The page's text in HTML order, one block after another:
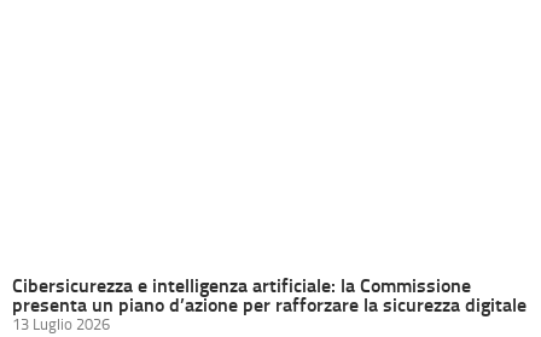
Cibersicurezza e intelligenza artificiale: la Commissione
presenta un piano d’azione per rafforzare la sicurezza digitale
13 Luglio 2026